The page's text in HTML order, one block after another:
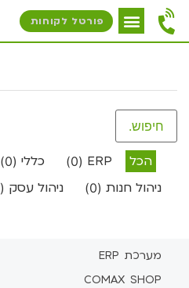
פורטל לקוחות
הכל ERP
(
0
) כללי (
0
)
ניהול חנות (
0
) ניהול עסק (
מערכת ERP
COMAX SHOP